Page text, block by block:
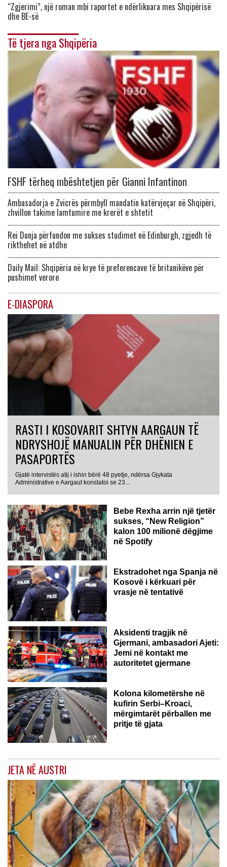
“Zgjerimi”, një roman mbi raportet e ndërlikuara mes Shqipërisë
dhe BE-së
Të tjera nga Shqipëria
FSHF tërheq mbështetjen për Gianni Infantinon
Ambasadorja e Zvicrës përmbyll mandatin katërvjeçar në Shqipëri,
zhvillon takime lamtumire me krerët e shtetit
Rei Dunja përfundon me sukses studimet në Edinburgh, zgjedh të
rikthehet në atdhe
Daily Mail: Shqipëria në krye të preferencave të britanikëve për
pushimet verore
E-DIASPORA
RASTI I KOSOVARIT SHTYN AARGAUN TË
NDRYSHOJË MANUALIN PËR DHËNIEN E
PASAPORTËS
Gjatë intervistës atij i ishin bërë 48 pyetje, ndërsa Gjykata
Administrative e Aargaut konstatoi se 23...
Bebe Rexha arrin një tjetër
sukses, “New Religion”
kalon 100 milionë dëgjime
në Spotify
Ekstradohet nga Spanja në
Kosovë i kërkuari për
vrasje në tentativë
GJERMANI
Aksidenti tragjik në
Gjermani, ambasadori Ajeti:
Jemi në kontakt me
autoritetet gjermane
Kolona kilometërshe në
kufirin Serbi–Kroaci,
mërgimtarët përballen me
pritje të gjata
JETA NË AUSTRI